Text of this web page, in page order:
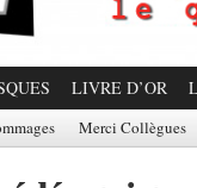
LIVRE D’OR
Merci Collègues